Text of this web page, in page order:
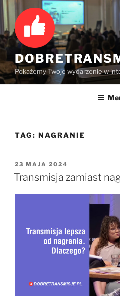
Przejdź
do
treści
Pokażemy Twoje wydarzenie w
TAG: NAGRANIE
OPUBLIKOWANE
W
23 MAJA 2024
Transmisja zamiast